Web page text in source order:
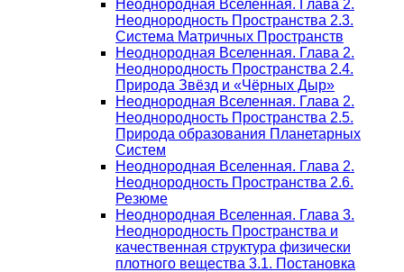
Неоднородная Вселенная. Глава 2.
Неоднородность Пространства 2.3.
Система Матричных Пространств
Неоднородная Вселенная. Глава 2.
Неоднородность Пространства 2.4.
Природа Звёзд и «Чёрных Дыр»
Неоднородная Вселенная. Глава 2.
Неоднородность Пространства 2.5.
Природа образования Планетарных
Систем
Неоднородная Вселенная. Глава 2.
Неоднородность Пространства 2.6.
Резюме
Неоднородная Вселенная. Глава 3.
Неоднородность Пространства и
качественная структура физически
плотного вещества 3.1. Постановка